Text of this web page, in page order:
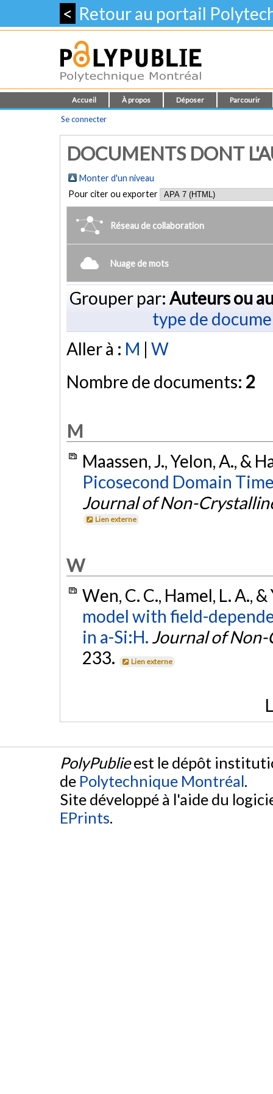
< Retour au portail
Accueil À propos Déposer Parcourir
Se connecter
DOCUMENTS DONT
Monter d'un niveau
Pour citer ou exporter
Réseau de collaboration
Nuage de mots
Grouper par: Auteurs ou
type de
Aller à : M | W
Nombre de documents: 2
M
Maassen, J., Yelon, A., &
Picosecond Domain
Journal of Non-
Lien externe
W
Wen, C. C., Hamel, L. A.,
model with field-
in a-Si:H. Journal of
233.
Lien externe
PolyPublieest le dépôt
de Polytechnique Montréal.
Site développé à l'aide du
EPrints.